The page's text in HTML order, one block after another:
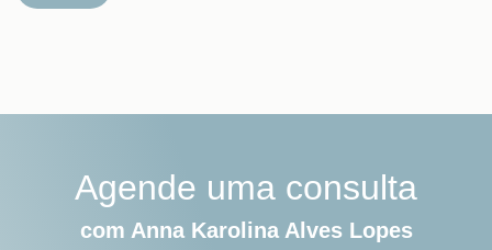
Agende uma consulta
com Anna Karolina Alves Lopes